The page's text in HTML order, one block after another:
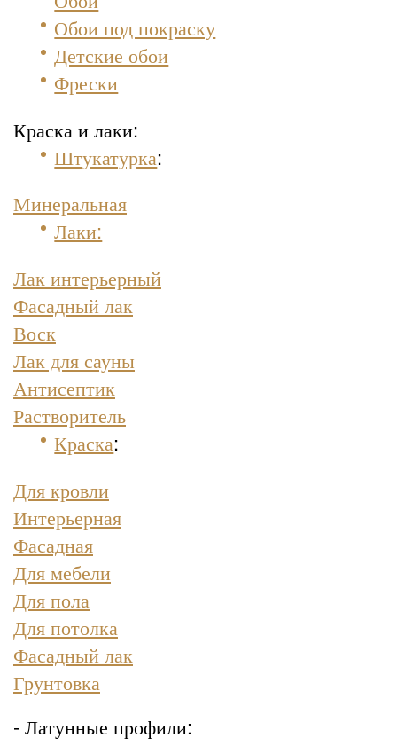
Обои под покраску
Детские обои
Фрески
Краска и лаки:
Штукатурка:
Минеральная
Лаки:
Лак интерьерный
Фасадный лак
Воск
Лак для сауны
Антисептик
Растворитель
Краска:
Для кровли
Интерьерная
Фасадная
Для мебели
Для пола
Для потолка
Фасадный лак
Грунтовка
- Латунные профили: